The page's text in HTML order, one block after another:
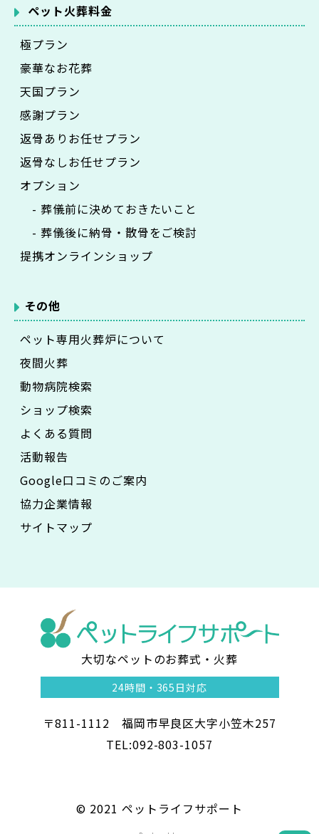
ペット火葬料金
極プラン
豪華なお花葬
天国プラン
感謝プラン
返骨ありお任せプラン
返骨なしお任せプラン
オプション
- 葬儀前に決めておきたいこと
- 葬儀後に納骨・散骨をご検討
提携オンラインショップ
その他
ペット専用火葬炉について
夜間火葬
動物病院検索
ショップ検索
よくある質問
活動報告
Google口コミのご案内
協力企業情報
サイトマップ
ッ
ト
大切なペットのお葬式・火葬
24時間・ 365日対応
〒811-1112 福岡市早良区大字小笠木257
TEL:092-803-1057
©︎ 2021 ペットライフサポート